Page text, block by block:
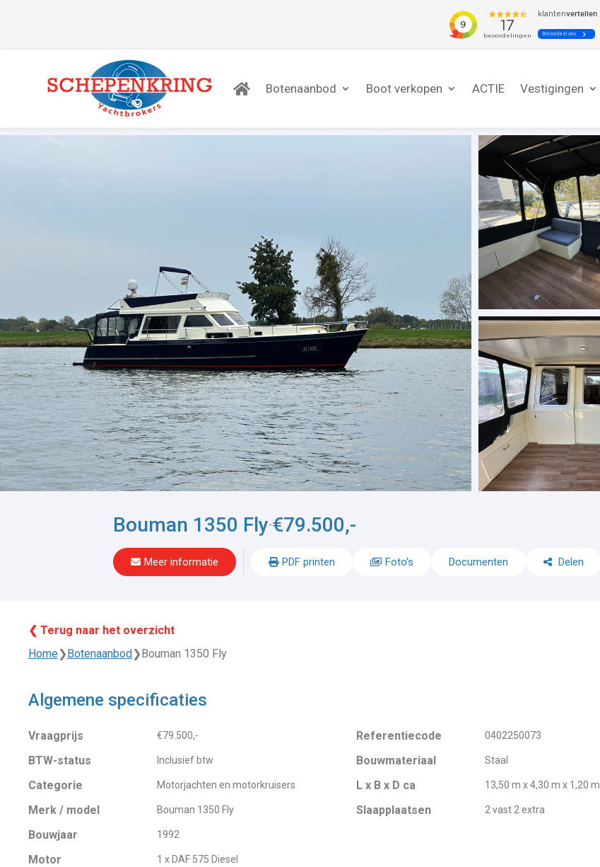
Botenaanbod Boot verkopen ACTIE Vestigingen
Bouman 1350 Fly-€79.500,-
Meer informatie PDF printen Foto's Documenten Delen
❮ Terug naar het overzicht
Home❯Botenaanbod❯Bouman 1350 Fly
Algemene specificaties
Vraagprijs €79.500,-
BTW-status Inclusief btw
Categorie Motorjachten en motorkruisers
Merk / model Bouman 1350 Fly
Bouwjaar 1992
Motor 1 x DAF 575 Diesel
Referentiecode 0402250073
Bouwmateriaal Staal
L x B x D ca 13,50 m x 4,30 m x 1,20 m
Slaapplaatsen 2 vast 2 extra